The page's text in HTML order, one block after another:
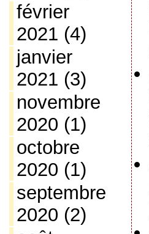
février
2021 (4)
janvier
2021 (3)
novembre
2020 (1)
octobre
2020 (1)
septembre
2020 (2)